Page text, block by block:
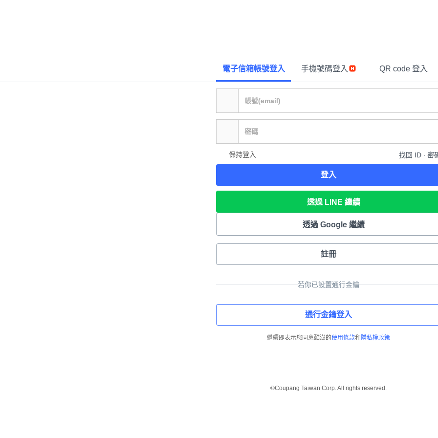
電子信箱帳號登入 手機號碼登入 QR code 登入
保持登入 找回 ID ∙ 密
登入
透過 LINE 繼續
透過 Google 繼續
註冊
若你已設置通行金鑰
通行金鑰登入
繼續即表示您同意酷澎的使用條款和 隱私權政策
©Coupang Taiwan Corp. All rights reserved.